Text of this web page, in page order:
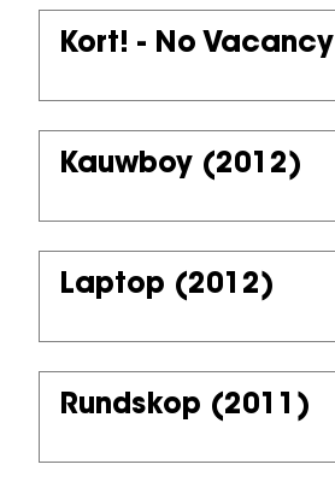
Kort! - No Vacancy
Kauwboy (2012)
Laptop (2012)
Rundskop (2011)